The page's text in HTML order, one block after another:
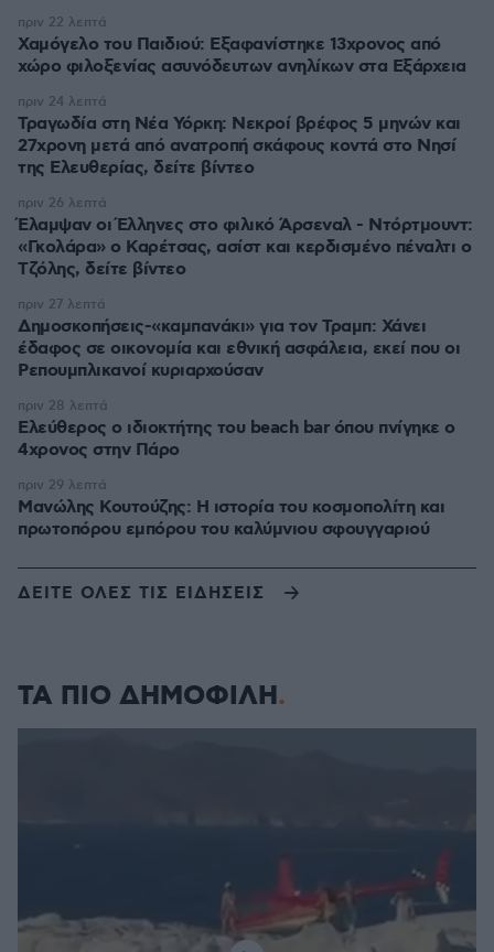
Χαμόγελο του Παιδιού: Εξαφανίστηκε 13χρονος από
χώρο φιλοξενίας ασυνόδευτων ανηλίκων στα Εξάρχεια
πριν 22 λεπτά
Τραγωδία στη Νέα Υόρκη: Νεκροί βρέφος 5 μηνών και
27χρονη μετά από ανατροπή σκάφους κοντά στο Νησί
της Ελευθερίας, δείτε βίντεο
πριν 24 λεπτά
Έλαμψαν οι Έλληνες στο φιλικό Άρσεναλ - Ντόρτμουντ:
«Γκολάρα» ο Καρέτσας, ασίστ και κερδισμένο πέναλτι ο
Τζόλης, δείτε βίντεο
πριν 26 λεπτά
Δημοσκοπήσεις-«καμπανάκι» για τον Τραμπ: Χάνει
έδαφος σε οικονομία και εθνική ασφάλεια, εκεί που οι
Ρεπουμπλικανοί κυριαρχούσαν
πριν 27 λεπτά
Ελεύθερος ο ιδιοκτήτης του beach bar όπου πνίγηκε ο
4χρονος στην Πάρο
πριν 28 λεπτά
Μανώλης Κουτούζης: Η ιστορία του κοσμοπολίτη και
πρωτοπόρου εμπόρου του καλύμνιου σφουγγαριού
πριν 29 λεπτά
ΔΕΙΤΕ ΟΛΕΣ ΤΙΣ ΕΙΔΗΣΕΙΣ
ΤΑ ΠΙΟ ΔΗΜΟΦΙΛΗ